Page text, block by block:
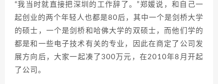
“我当时就直接把深圳的工作辞了。”郑媛说，和自己一
起创业的两个年轻人也都是80后，其中一个是剑桥大学
的硕士，一个是剑桥和哈佛大学的双硕士，而他们学的
都是和一些电子技术有关的专业，因此在商定了公司发
展方向后，大家一起凑了300万元，在2010年8月开起
了公司。